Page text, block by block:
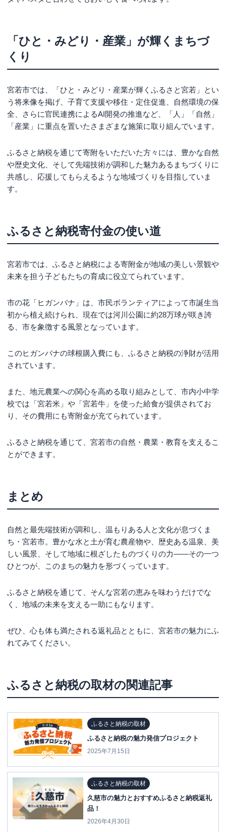
「ひと・みどり・産業」が輝くまちづ
くり
宮若市では、「ひと・みどり・産業が輝くふるさと宮若」とい
う将来像を掲げ、子育て支援や移住・定住促進、自然環境の保
全、さらに官民連携によるAI開発の推進など、「人」「自然」
「産業」に重点を置いたさまざまな施策に取り組んでいます。
ふるさと納税を通じて寄附をいただいた方々には、豊かな自然
や歴史文化、そして先端技術が調和した魅力あるまちづくりに
共感し、応援してもらえるような地域づくりを目指していま
す。
ふるさと納税寄付金の使い道
宮若市では、ふるさと納税による寄附金が地域の美しい景観や
未来を担う子どもたちの育成に役立てられています。
市の花「ヒガンバナ」は、市民ボランティアによって市誕生当
初から植え続けられ、現在では河川公園に約28万球が咲き誇
る、市を象徴する風景となっています。
このヒガンバナの球根購入費にも、ふるさと納税の浄財が活用
されています。
また、地元農業への関心を高める取り組みとして、市内小中学
校では「宮若米」や「宮若牛」を使った給食が提供されてお
り、その費用にも寄附金が充てられています。
ふるさと納税を通じて、宮若市の自然・農業・教育を支えるこ
とができます。
まとめ
自然と最先端技術が調和し、温もりある人と文化が息づくま
ち・宮若市。豊かな水と土が育む農産物や、歴史ある温泉、美
しい風景、そして地域に根ざしたものづくりの力——その一つ
ひとつが、このまちの魅力を形づくっています。
ふるさと納税を通じて、そんな宮若の恵みを味わうだけでな
く、地域の未来を支える一助にもなります。
ぜひ、心も体も満たされる返礼品とともに、宮若市の魅力にふ
れてみてください。
ふるさと納税の取材の関連記事
ふるさと納税の取材
ふるさと納税の魅力発信プロジェクト
2025年7月15日
ふるさと納税の取材
久慈市の魅力とおすすめふるさと納税返礼
品！
2026年4月30日